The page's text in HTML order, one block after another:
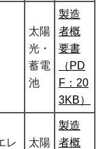
太陽
光・
蓄電
池
製造
者概
要書
（PD
F：20
3KB）
レ
太陽
製造
者概